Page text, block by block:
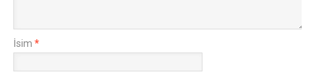
İsim *